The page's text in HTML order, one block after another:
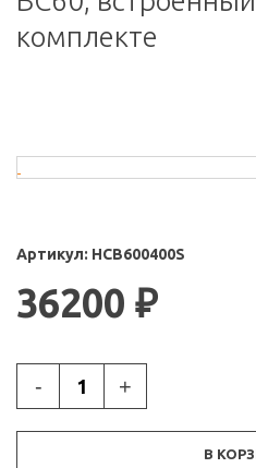
комплекте
Артикул: HCB600400S
36200 ₽
- +
В